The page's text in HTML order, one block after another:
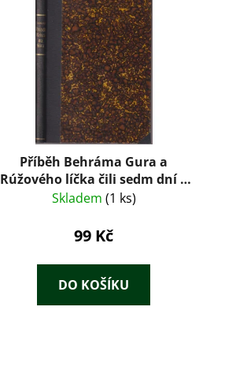
Příběh Behráma Gura a
Rúžového líčka čili sedm dní a
sedm nocí
Skladem (1 ks)
99 Kč
DO KOŠÍKU